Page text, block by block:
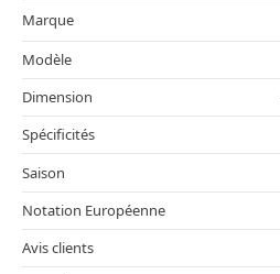
Marque
Modèle
Dimension
Spécificités
Saison
Notation Européenne
Avis clients